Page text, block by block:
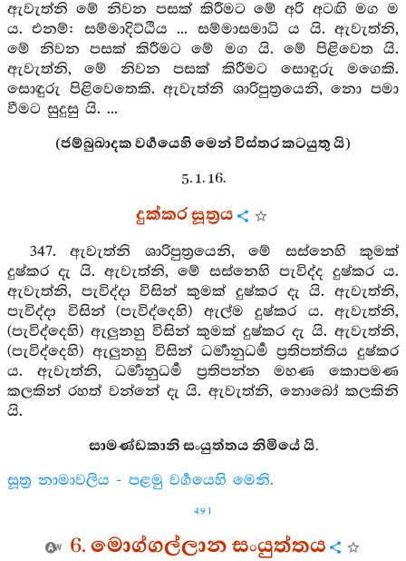
ඇවැත්නි මේ නිවන පසක් කිරීමට මේ අරි අටඟි මග ම
ය. එනම්: සම්මාදිට්ඨිය ... සම්මාසමාධි ය යි. ඇවැත්නි,
මේ නිවන පසක් කිරීමට මේ මග යි. මේ පිළිවෙත යි.
ඇවැත්නි, මේ නිවන පසක් කිරීමට සොඳුරු මගෙකි.
සොඳුරු පිළිවෙතෙකි. ඇවැත්නි ශාරිපුත්‍රයෙනි, නො පමා
වීමට සුදුසු යි. ...
(ජම්බුඛාදක වර්‍ගයෙහි මෙන් විස්තර කටයුතු යි)
5. 1. 16.
දුක්කර සූත්‍රය
347. ඇවැත්නි ශාරිපුත්‍රයෙනි, මේ සස්නෙහි කුමක්
දුෂ්කර දැ යි. ඇවැත්නි, මේ සස්නෙහි පැවිද්ද දුෂ්කර ය.
ඇවැත්නි, පැවිද්දා විසින් කුමක් දුෂ්කර දැ යි. ඇවැත්නි,
පැවිද්දා විසින් (පැවිද්දෙහි) ඇල්ම දුෂ්කර ය. ඇවැත්නි,
(පැවිද්දෙහි) ඇලුනහු විසින් කුමක් දුෂ්කර දැ යි. ඇවැත්නි,
(පැවිද්දෙහි) ඇලුනහු විසින් ධර්‍මානුධර්‍ම ප්‍රතිපත්තිය දුෂ්කර
ය. ඇවැත්නි, ධර්‍මානුධර්‍ම ප්‍රතිපන්න මහණ කොපමණ
කලකින් රහත් වන්නේ දැ යි. ඇවැත්නි, නොබෝ කලකිනි
යි.
සාමණ්ඩකානි සංයුත්තය නිමියේ යි.
සූත්‍ර නාමාවලිය - පළමු වර්‍ගයෙහි මෙනි.
491
6. මොග්ගල්ලාන සංයුත්තය